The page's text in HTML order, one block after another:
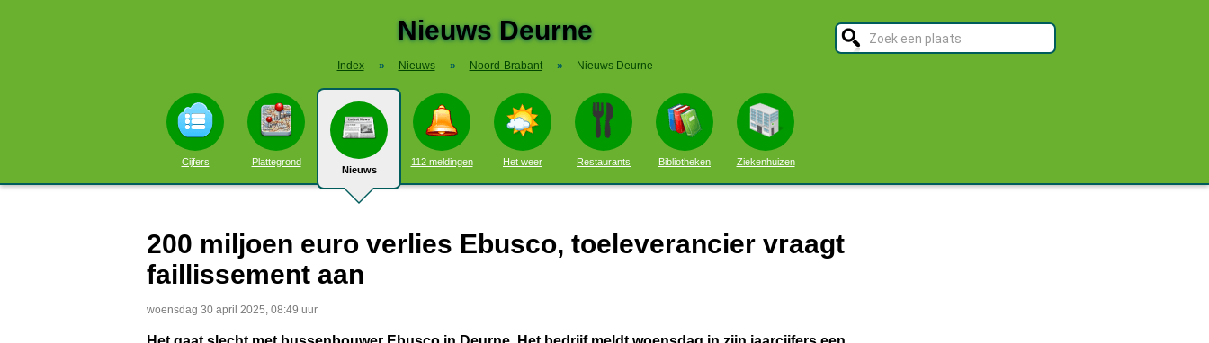
Nieuws Deurne
Index » Nieuws » Noord-Brabant » Nieuws Deurne
Cijfers Plattegrond
Nieuws
112 meldingen Het weer Restaurants Bibliotheken Ziekenhuizen
200 miljoen euro verlies Ebusco, toeleverancier vraagt
faillissement aan
woensdag 30 april 2025, 08:49 uur